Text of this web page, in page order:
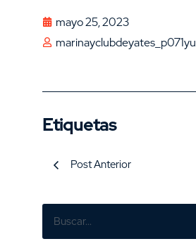
mayo 25, 2023
marinayclubdeyates_p071yu
Etiquetas
Post Anterior